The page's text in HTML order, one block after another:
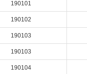
190101
190102
190103
190103
190104